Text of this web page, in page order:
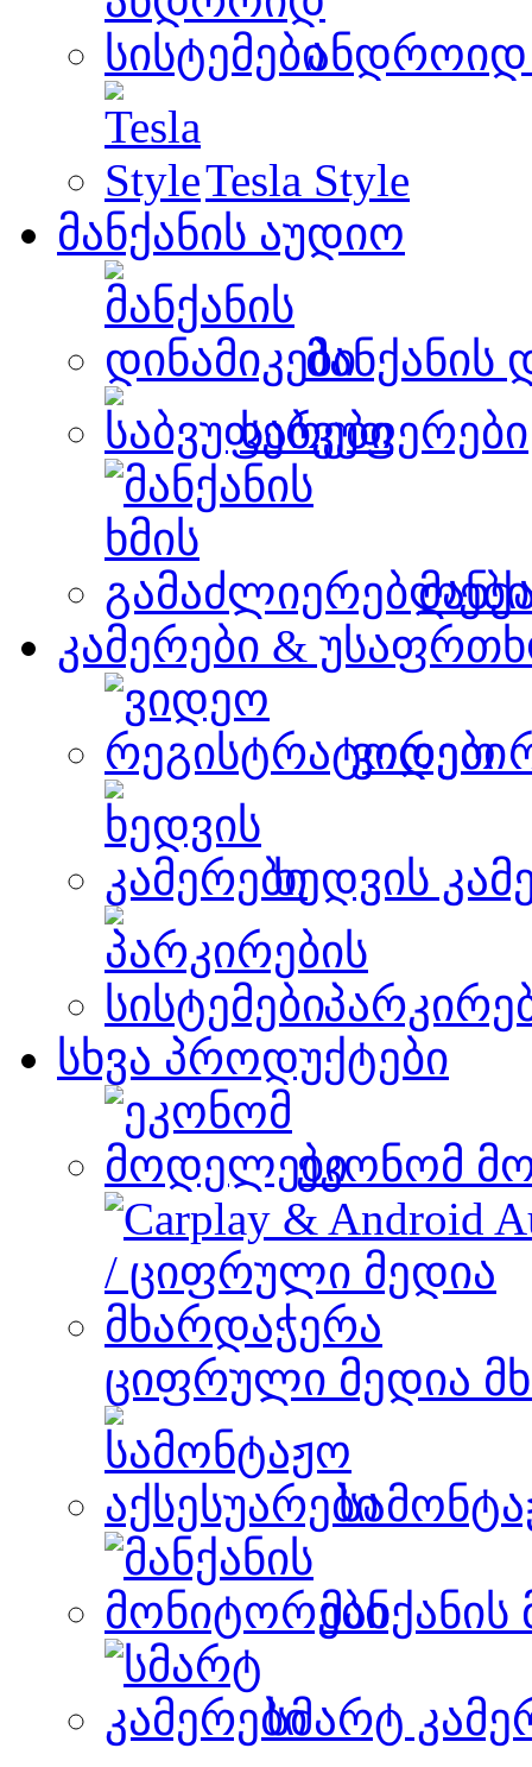
ანდროიდ
Tesla Style
მანქანის აუდიო
მანქანის
საბვუფერები
კამერები &
ვიდეო
ხედვის
სხვა პროდუქტები
ეკონომ
ციფრული მედია
სმარტ